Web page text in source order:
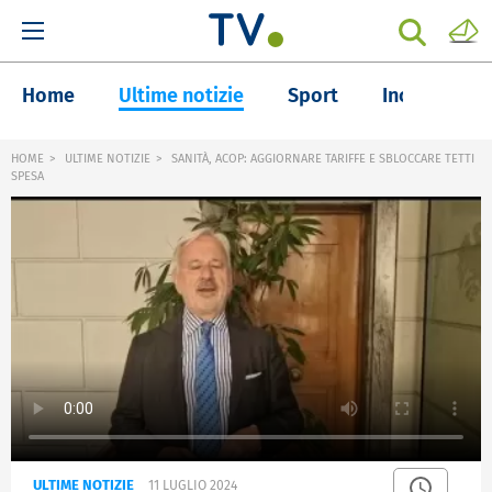
Home Ultime notizie Sport Inchieste
HOME ULTIME NOTIZIE
SANITÀ, ACOP: AGGIORNARE TARIFFE E SBLOCCARE TETTI
SPESA
ULTIME NOTIZIE 11 LUGLIO 2024